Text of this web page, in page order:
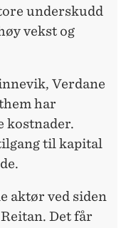
underskudd
vekst og
Verdane
har
kostnader.
til kapital
aktør ved siden
Det får